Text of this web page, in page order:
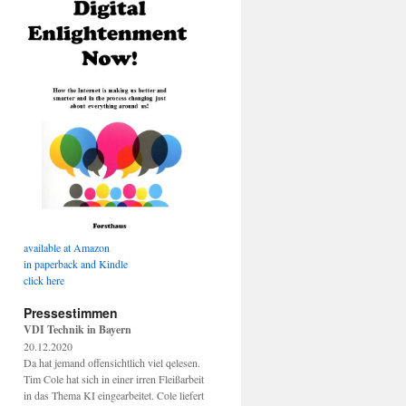
available at Amazon
in paperback and Kindle
click here
Pressestimmen
VDI Technik in Bayern
20.12.2020
Da hat jemand offensichtlich viel qelesen.
Tim Cole hat sich in einer irren Fleißarbeit
in das Thema KI eingearbeitet. Cole liefert